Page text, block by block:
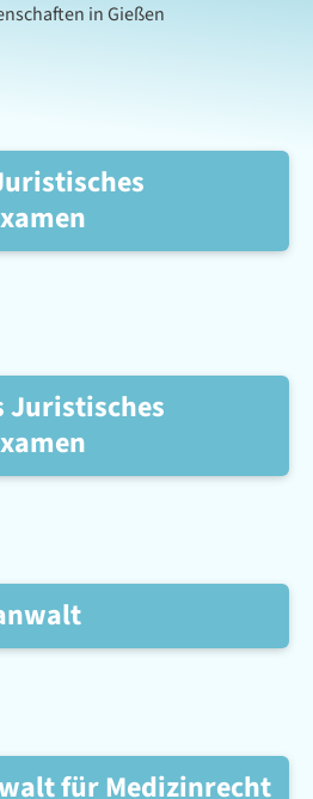
in Gießen
Juristisches
für Medizinrecht